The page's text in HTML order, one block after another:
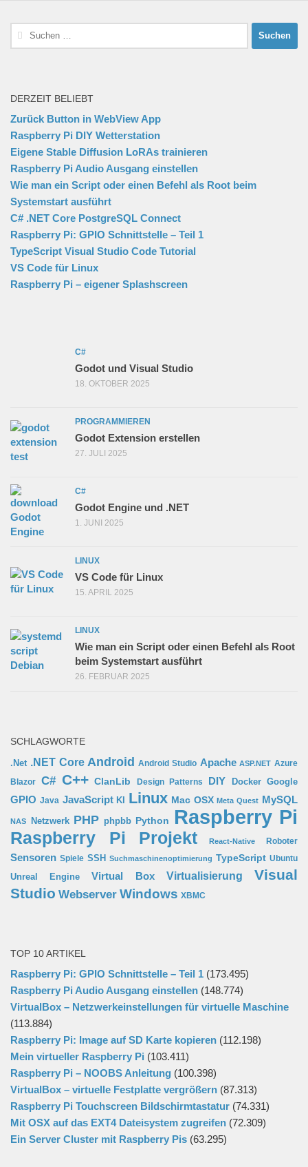
Suchen
nach:
DERZEIT BELIEBT
Zurück Button in WebView App
Raspberry Pi DIY Wetterstation
Eigene Stable Diffusion LoRAs trainieren
Raspberry Pi Audio Ausgang einstellen
Wie man ein Script oder einen Befehl als Root beim
Systemstart ausführt
C# .NET Core PostgreSQL Connect
Raspberry Pi: GPIO Schnittstelle – Teil 1
TypeScript Visual Studio Code Tutorial
VS Code für Linux
Raspberry Pi – eigener Splashscreen
C#
Godot und Visual Studio
18. OKTOBER 2025
PROGRAMMIEREN
Godot Extension erstellen
27. JULI 2025
C#
Godot Engine und .NET
1. JUNI 2025
LINUX
VS Code für Linux
15. APRIL 2025
LINUX
Wie man ein Script oder einen Befehl als Root
beim Systemstart ausführt
26. FEBRUAR 2025
SCHLAGWORTE
.Net .NET Core Android Android Studio Apache ASP.NET Azure
Blazor C# C++ ClanLib Design Patterns DIY Docker Google
GPIO Java JavaScript KI Linux Mac OSX Meta Quest MySQL
NAS Netzwerk PHP phpbb Python Raspberry Pi
Raspberry Pi Projekt React-Native Roboter
Sensoren Spiele SSH Suchmaschinenoptimierung TypeScript Ubuntu
Unreal Engine
Virtual Box Virtualisierung
Visual
Studio Webserver Windows XBMC
TOP 10 ARTIKEL
Raspberry Pi: GPIO Schnittstelle – Teil 1 (173.495)
Raspberry Pi Audio Ausgang einstellen (148.774)
VirtualBox – Netzwerkeinstellungen für virtuelle Maschine
(113.884)
Raspberry Pi: Image auf SD Karte kopieren (112.198)
Mein virtueller Raspberry Pi (103.411)
Raspberry Pi – NOOBS Anleitung (100.398)
VirtualBox – virtuelle Festplatte vergrößern (87.313)
Raspberry Pi Touchscreen Bildschirmtastatur (74.331)
Mit OSX auf das EXT4 Dateisystem zugreifen (72.309)
Ein Server Cluster mit Raspberry Pis (63.295)